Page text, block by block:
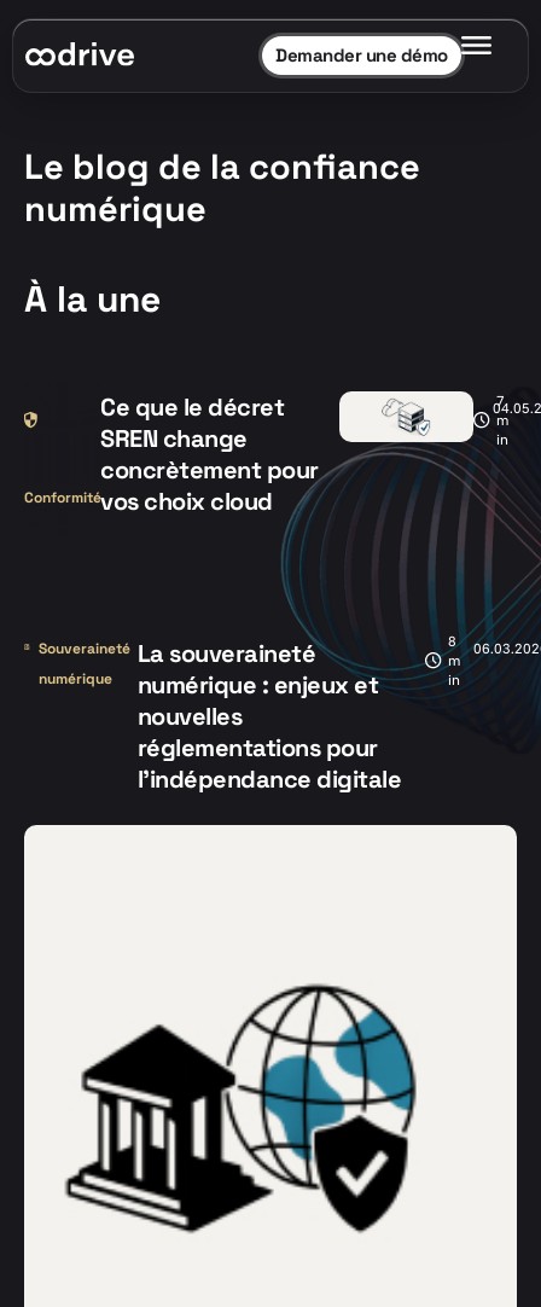
Demander une démo
Le blog de la confiance
numérique
À la une
Conformité
Ce que le décret
SREN change
concrètement pour
vos choix cloud
7
m
in
Souveraineté
numérique
La souveraineté
numérique : enjeux et
nouvelles
réglementations pour
l’indépendance digitale
8
m
in